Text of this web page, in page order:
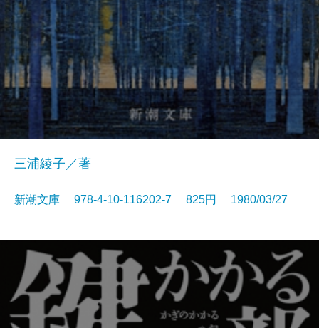
三浦綾子／著
新潮文庫 978-4-10-116202-7 825円 1980/03/27